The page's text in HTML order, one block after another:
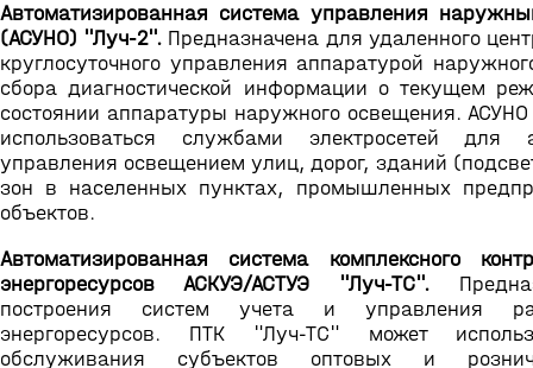
Автоматизированная система управления
(АСУНО) "Луч-2". Предназначена для удаленного
круглосуточного управления аппаратурой
сбора диагностической информации о текущем
состоянии аппаратуры наружного освещения.
использоваться службами электросетей для
управления освещением улиц, дорог, зданий
зон в населенных пунктах, промышленных
объектов.
Автоматизированная система комплексного
энергоресурсов АСКУЭ/АСТУЭ "Луч-ТС".
построения систем учета и управления
энергоресурсов. ПТК "Луч-ТС" может
обслуживания субъектов оптовых и